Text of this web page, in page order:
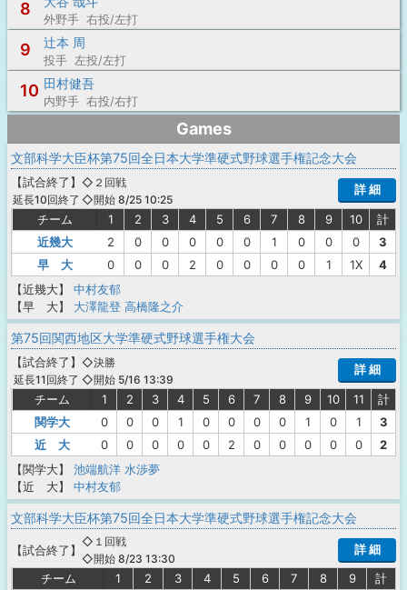
8
外野手 右投/左打
9 辻本 周
投手 左投/左打
10 田村健吾
内野手 右投/右打
Games
文部科学大臣杯第75回全日本大学準硬式野球選手権記念大会
【試合終了 】
延長10回終了
◇２回戦
◇開始 8/25 10:25
詳 細
チーム 1 2 3 4 5 6 7 8 9 10
計
近幾大
2 0 0 0 0 0 1 0 0 0
3
早 大
0 0 0 2 0 0 0 0 1 1X
4
【近幾大】
中村友郁
【早 大】
大澤龍登 高橋隆之介
第75回関西地区大学準硬式野球選手権大会
【試合終了 】
延長11回終了
◇決勝
◇開始 5/16 13:39
詳 細
チーム 1 2 3 4 5 6 7 8 9 10 11
計
関学大
0 0 0 1 0 0 0 0 1 0 1
3
近 大
0 0 0 0 0 2 0 0 0 0 0
2
【関学大】
池端航洋 水渉夢
【近 大】
中村友郁
文部科学大臣杯第75回全日本大学準硬式野球選手権記念大会
【試合終了 】
◇１回戦
◇開始 8/23 13:30
詳 細
チーム 1 2 3 4 5 6 7 8 9 計